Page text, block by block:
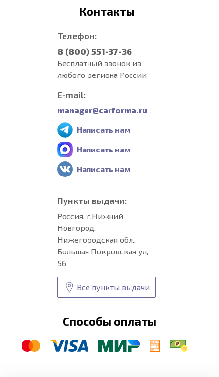
Контакты
Телефон:
8 (800) 551-37-36
Бесплатный звонок из
любого региона России
E-mail:
manager@carforma.ru
Написать нам
Написать нам
Написать нам
Пункты выдачи:
Россия, г.Нижний
Новгород,
Нижегородская обл.,
Большая Покровская ул,
56
Все пункты выдачи
Способы оплаты